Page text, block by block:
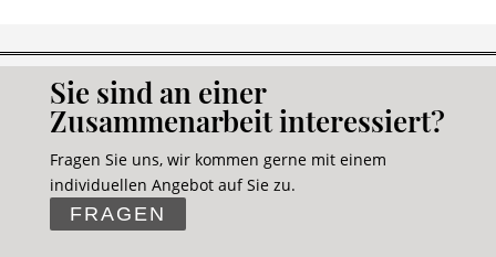
Sie sind an einer
Zusammenarbeit interessiert?
Fragen Sie uns, wir kommen gerne mit einem
individuellen Angebot auf Sie zu.
FRAGEN